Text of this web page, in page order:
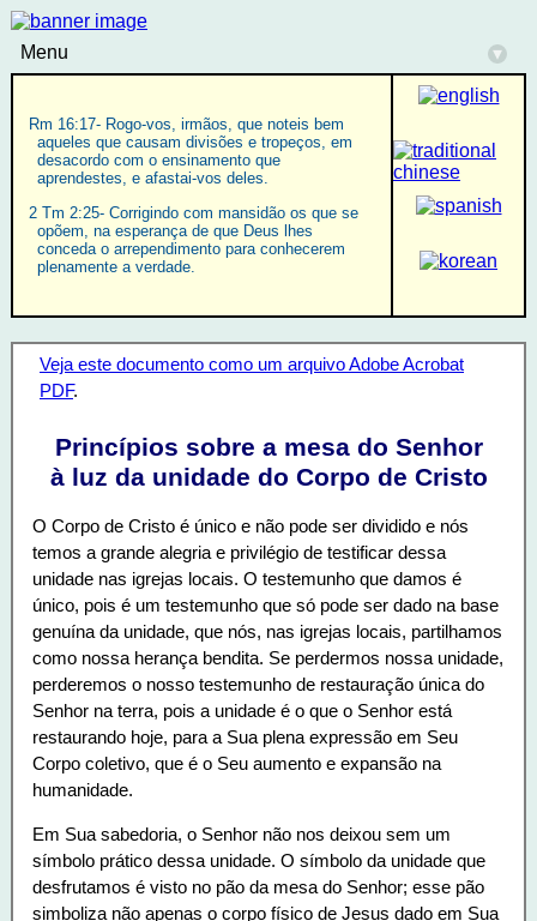
Menu ▾
Rm 16:17- Rogo-vos, irmãos, que noteis bem
aqueles que causam divisões e tropeços, em
desacordo com o ensinamento que
aprendestes, e afastai-vos deles.
2 Tm 2:25- Corrigindo com mansidão os que se
opõem, na esperança de que Deus lhes
conceda o arrependimento para conhecerem
plenamente a verdade.
Veja este documento como um arquivo Adobe Acrobat
PDF.
Princípios sobre a mesa do Senhor
à luz da unidade do Corpo de Cristo
O Corpo de Cristo é único e não pode ser dividido e nós
temos a grande alegria e privilégio de testificar dessa
unidade nas igrejas locais. O testemunho que damos é
único, pois é um testemunho que só pode ser dado na base
genuína da unidade, que nós, nas igrejas locais, partilhamos
como nossa herança bendita. Se perdermos nossa unidade,
perderemos o nosso testemunho de restauração única do
Senhor na terra, pois a unidade é o que o Senhor está
restaurando hoje, para a Sua plena expressão em Seu
Corpo coletivo, que é o Seu aumento e expansão na
humanidade.
Em Sua sabedoria, o Senhor não nos deixou sem um
símbolo prático dessa unidade. O símbolo da unidade que
desfrutamos é visto no pão da mesa do Senhor; esse pão
simboliza não apenas o corpo físico de Jesus dado em Sua